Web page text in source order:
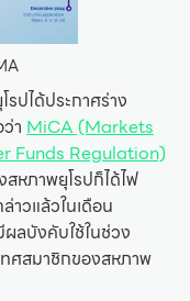
ปได้ประกาศร่าง
า MiCA (Markets
Funds Regulation)
สหภาพยุโรปก็ได้ไฟ
าวแล้วในเดือน
ลบังคับใช้ในช่วง
ศสมาชิกของสหภาพ